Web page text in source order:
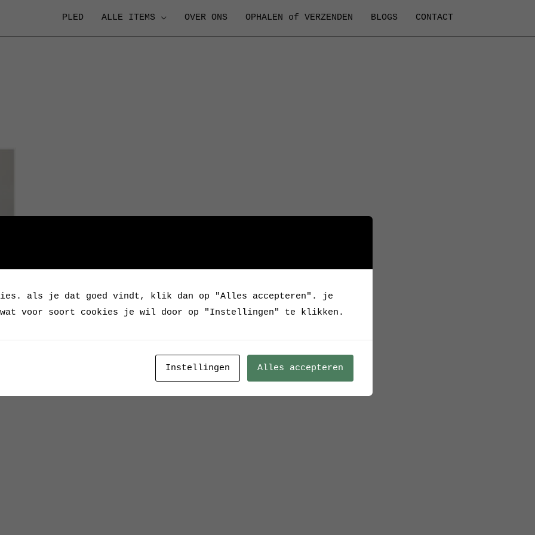
PLED ALLE ITEMS OVER ONS OPHALEN of VERZENDEN BLOGS CONTACT
als je dat goed vindt, klik dan op "Alles accepteren". je
wat voor soort cookies je wil door op "Instellingen" te klikken.
Instellingen Alles accepteren